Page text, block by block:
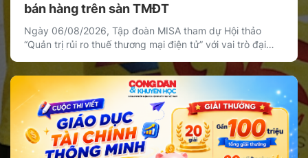
bán hàng trên sàn TMĐT
Ngày 06/08/2026, Tập đoàn MISA tham dự Hội thảo
“Quản trị rủi ro thuế thương mại điện tử” với vai trò đại
chia sẻ giải pháp giúp cá nhân, hộ kinh doanh và doanh
nghiệp bán hàng trên nền tảng thương mại điện tử quản
[…]